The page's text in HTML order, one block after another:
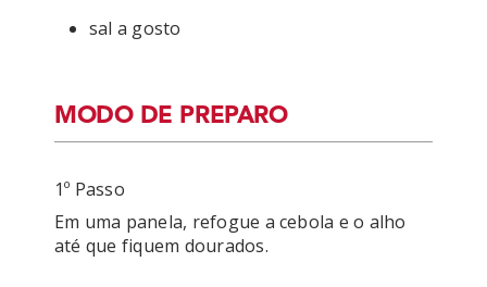
sal a gosto
MODO DE PREPARO
1º Passo
Em uma panela, refogue a cebola e o alho
até que fiquem dourados.